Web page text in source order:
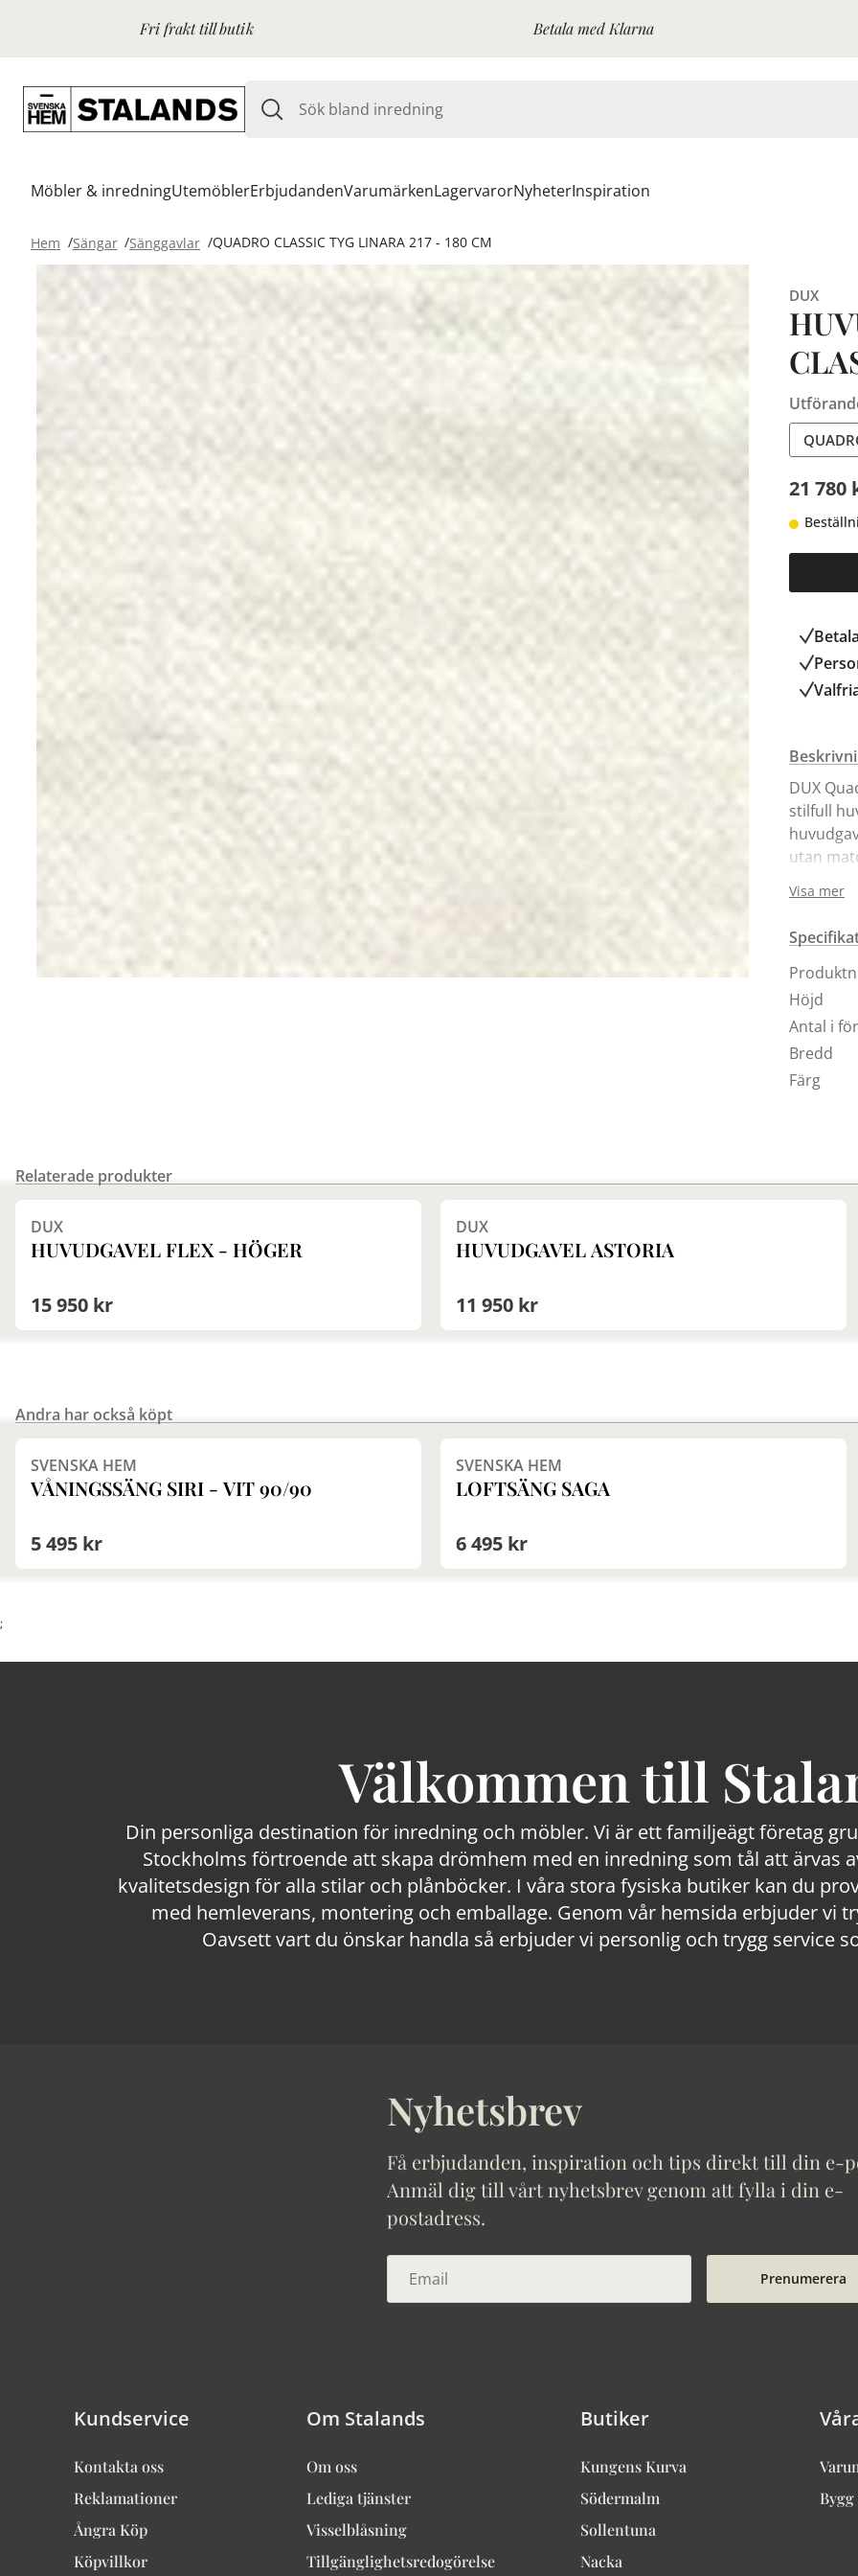
Fri frakt till butik Betala med Klarna
Möbler & inredningUtemöblerErbjudandenVarumärkenLagervarorNyheterInspiration
Hem Sängar Sänggavlar QUADRO CLASSIC TYG LINARA 217 - 180 CM
DUX
21 780
DUX
stilfull
utan
Quadro
ska
och
Visa mer
Höjd
Antal i
Bredd
Färg
Relaterade produkter Finns i fler val (8)
DUX
HUVUDGAVEL FLEX - HÖGER
15 950 kr
Finns i fler val (28)
DUX
HUVUDGAVEL ASTORIA
11 950 kr
Andra har också köpt
SVENSKA HEM
VÅNINGSSÄNG SIRI - VIT 90/90
5 495 kr
Finns i fler val (2)
SVENSKA HEM
LOFTSÄNG SAGA
6 495 kr
;
Välkommen till
Din personliga destination för inredning och möbler. Vi är ett familjeägt företag
Stockholms förtroende att skapa drömhem med en inredning som tål att ärvas
kvalitetsdesign för alla stilar och plånböcker. I våra stora fysiska butiker kan du
med hemleverans, montering och emballage. Genom vår hemsida erbjuder vi
Oavsett vart du önskar handla så erbjuder vi personlig och trygg service
Nyhetsbrev
Få erbjudanden, inspiration och tips direkt till din e-
Anmäl dig till vårt nyhetsbrev genom att fylla i din e-
postadress.
Prenumerera
Kundservice
Kontakta oss
Reklamationer
Ångra Köp
Köpvillkor
Om Stalands
Om oss
Lediga tjänster
Visselblåsning
Tillgänglighetsredogörelse
Butiker
Kungens Kurva
Södermalm
Sollentuna
Nacka